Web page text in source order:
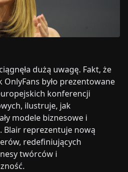
dużą uwagę. Fakt, że
było prezentowane
konferencji
ilustruje, jak
modele biznesowe i
Blair reprezentuje nową
redefiniujących
twórców i